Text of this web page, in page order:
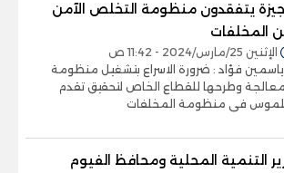
يتفقدون منظومة التخلص الآمن
المخلفات
الإثنين 25/مارس/2024 - 11:42 ص
فؤاد : ضرورة الاسراع بتشغيل منظومة
وطرحها للقطاع الخاص لتحقيق تقدم
فى منظومة المخلفات
التنمية المحلية ومحافظ الفيوم